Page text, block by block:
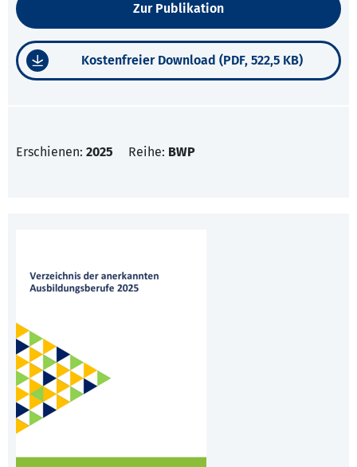
Zur Publikation
Kostenfreier Download (PDF, 522,5 KB)
Erschienen: 2025 Reihe: BWP